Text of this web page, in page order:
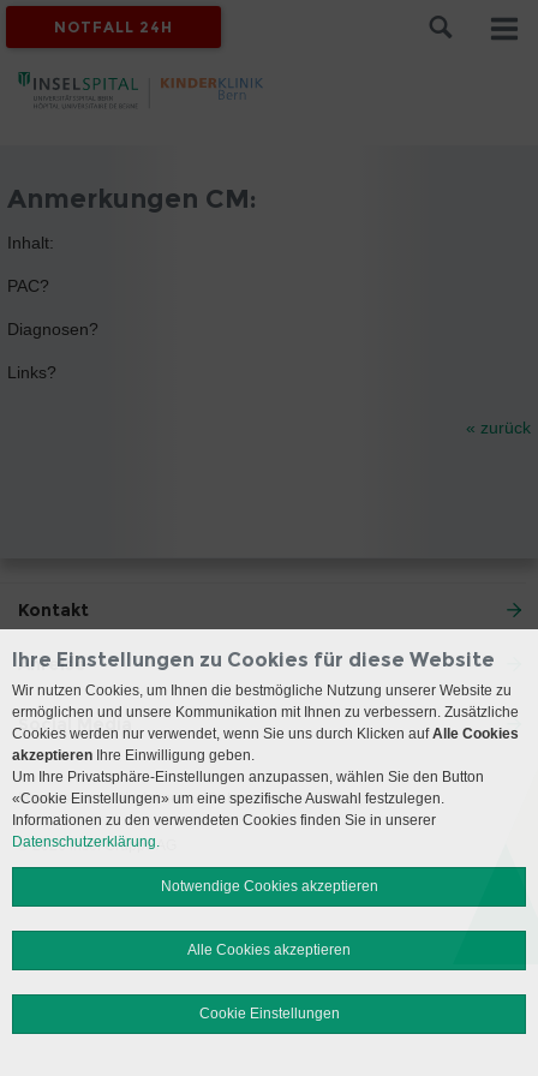
NOTFALL 24H
Anmerkungen CM:
Inhalt:
PAC?
Diagnosen?
Links?
« zurück
Kontakt
Anreise
Social Media
Impressum Disclaimer Datenschutz Sitemap
© 2026 Insel Gruppe AG
Ihre Einstellungen zu Cookies für diese Website
Wir nutzen Cookies, um Ihnen die bestmögliche Nutzung unserer Website zu
ermöglichen und unsere Kommunikation mit Ihnen zu verbessern. Zusätzliche
Cookies werden nur verwendet, wenn Sie uns durch Klicken aufAlle Cookies
akzeptieren Ihre Einwilligung geben.
Um Ihre Privatsphäre-Einstellungen anzupassen, wählen Sie den Button
«Cookie Einstellungen» um eine spezifische Auswahl festzulegen.
Informationen zu den verwendeten Cookies finden Sie in unserer
Datenschutzerklärung.
Notwendige Cookies akzeptieren
Alle Cookies akzeptieren
Cookie Einstellungen